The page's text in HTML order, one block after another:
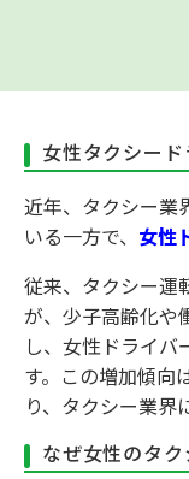
女性タクシー
近年、タクシー業
いる一方で、 女性
従来、タクシー運
が、少子高齢化や
し、女性ドライバ
す。この増加傾向
り、タクシー業界
なぜ女性のタ